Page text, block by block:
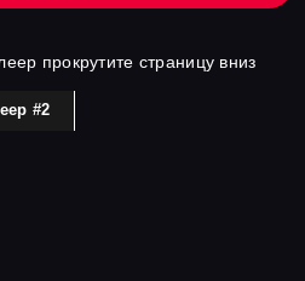
прокрутите страницу вниз
#2